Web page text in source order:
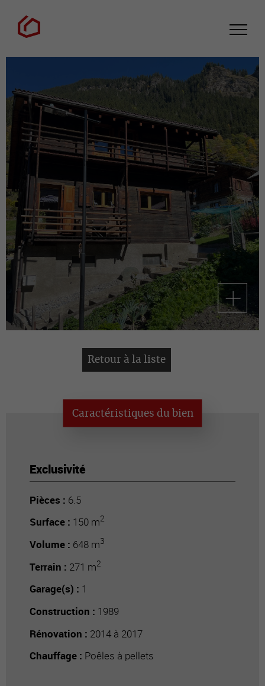
Retour à la liste
Caractéristiques du bien
Exclusivité
Pièces : 6.5
Surface : 150 m2
Volume : 648 m3
Terrain : 271 m2
Garage(s) : 1
Construction : 1989
Rénovation : 2014 à 2017
Chauffage : Poêles à pellets